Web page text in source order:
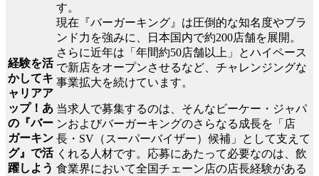
経験を活
かしてキ
ャリアア
ップ！あ
の『バー
ガーキン
グ』で活
躍しよう
す。
現在『バーガーキング』は圧倒的な知名度やブラ
ンド力を強みに、日本国内で約200店舗を展開。
さらに近年は「年間約50店舗以上」とハイペース
で新店をオープンさせるなど、チャレンジングな
事業拡大を続けています。
当求人で募集するのは、そんなビーケー・ジャパ
ンおよびバーガーキングのさらなる成長を「店
長・SV（スーパーバイザー）候補」として支えて
くれる人材です。応募にあたって必要なのは、飲
食業界において全国チェーン店の店長経験がある